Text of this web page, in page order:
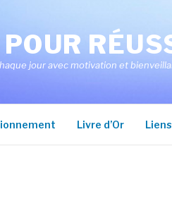
jour avec motivation et
Livre d’Or